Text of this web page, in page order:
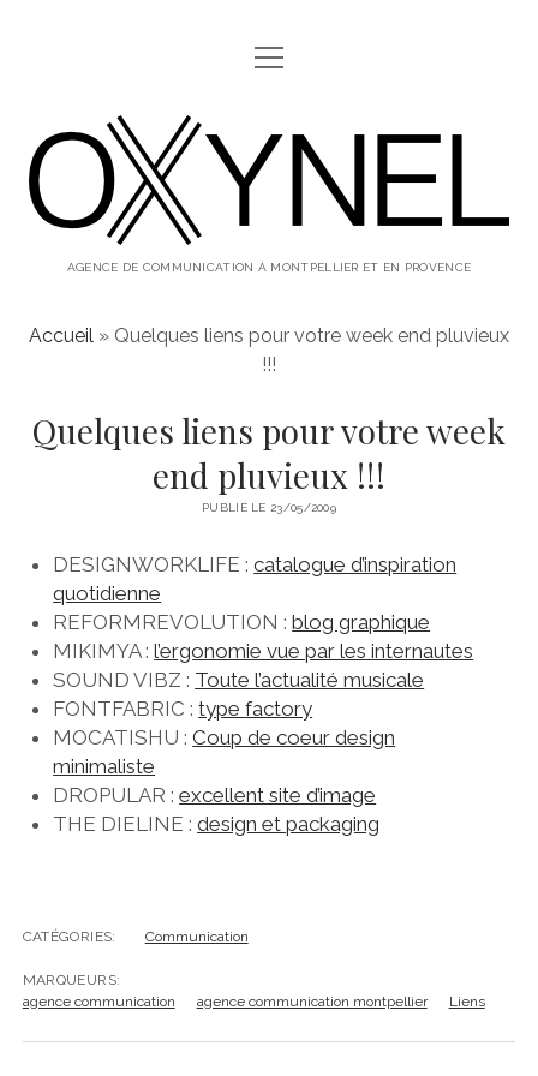
ABOUT
twitterinstagram
linkedin
ouvrir
menu
oxynel,
le
blog
AGENCE DE COMMUNICATION À MONTPELLIER ET EN PROVENCE
Accueil » Quelques liens pour votre week end pluvieux
!!!
Quelques liens pour votre week
end pluvieux !!!
PUBLIÉ LE 23/05/2009
DESIGNWORKLIFE :catalogue d’inspiration
quotidienne
REFORMREVOLUTION :blog graphique
MIKIMYA :l’ergonomie vue par les internautes
SOUND VIBZ : Toute l’actualité musicale
FONTFABRIC :type factory
MOCATISHU :Coup de coeur design
minimaliste
DROPULAR :excellent site d’image
THE DIELINE :design et packaging
CATÉGORIES: Communication
MARQUEURS:
agence communication
agence communication montpellier Liens